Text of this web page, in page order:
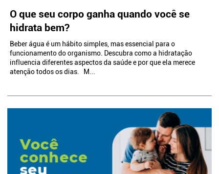
O que seu corpo ganha quando você se
hidrata bem?
Beber água é um hábito simples, mas essencial para o
funcionamento do organismo. Descubra como a hidratação
influencia diferentes aspectos da saúde e por que ela merece
atenção todos os dias. M...